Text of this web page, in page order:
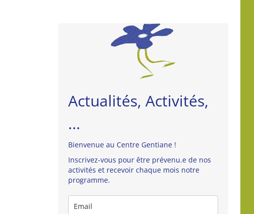
Actualités, Activités,
...
Bienvenue au Centre Gentiane !
Inscrivez-vous pour être prévenu.e de nos
activités et recevoir chaque mois notre
programme.